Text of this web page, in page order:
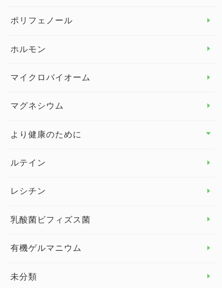
健康セミナー
ビタミン＆ミネラル トップ
ビタミンE
ポリフェノール
ホルモン
マイクロバイオーム
マグネシウム
より健康のために
より健康のために トップ
眼の健康
睡眠
ルテイン
レシチン
乳酸菌ビフィズス菌
有機ゲルマニウム
未分類